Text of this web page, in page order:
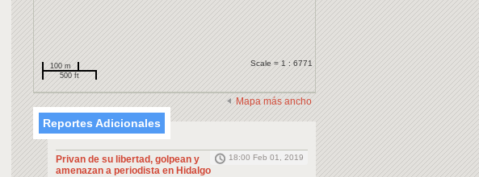
100 m
500 ft
Scale = 1 : 6771
Mapa más ancho
Reportes Adicionales
Privan de su libertad, golpean y
amenazan a periodista en Hidalgo
18:00 Feb 01, 2019